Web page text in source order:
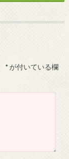
*が付いている欄